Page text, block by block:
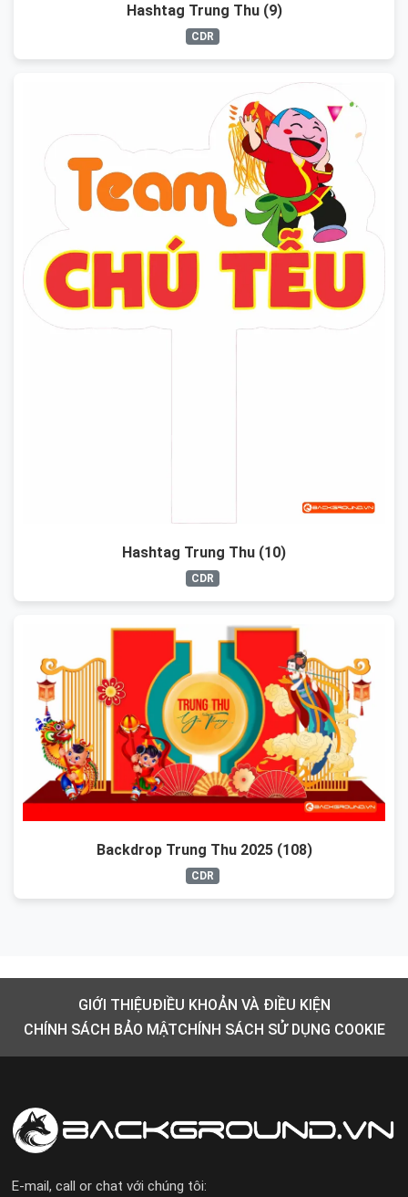
Hashtag Trung Thu (9)
CDR
Hashtag Trung Thu (10)
CDR
Backdrop Trung Thu 2025 (108)
CDR
GIỚI THIỆUĐIỀU KHOẢN VÀ ĐIỀU KIỆN
CHÍNH SÁCH BẢO MẬTCHÍNH SÁCH SỬ DỤNG COOKIE
E-mail, call or chat với chúng tôi: